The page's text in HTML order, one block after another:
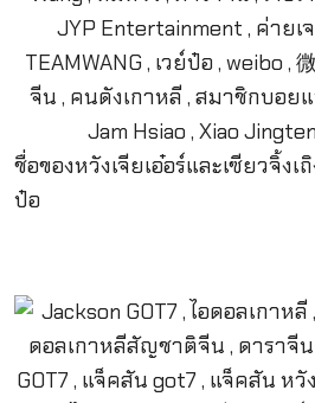
ชื่อของหวังเจียเอ๋อร์และเซียวจิ้งเ
ป๋อ